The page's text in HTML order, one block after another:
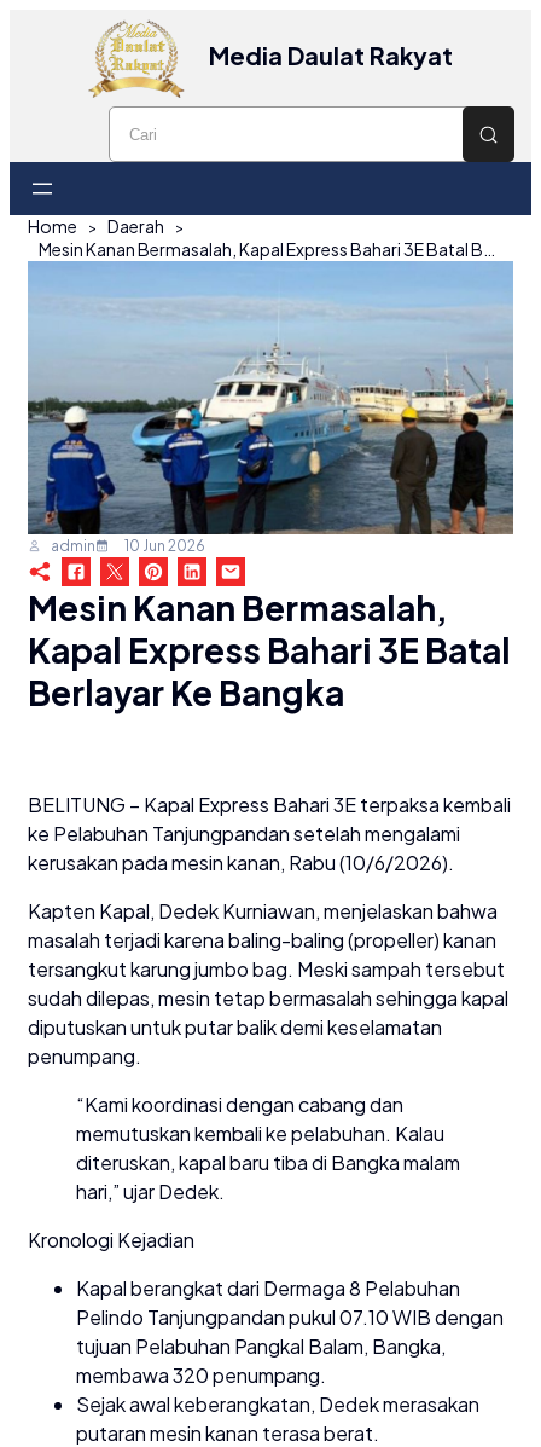
Media Daulat Rakyat
Home
Daerah
admin 10 Jun 2026
Mesin Kanan Bermasalah,
Kapal Express Bahari 3E Batal
Berlayar Ke Bangka
BELITUNG – Kapal Express Bahari 3E terpaksa kembali
ke Pelabuhan Tanjungpandan setelah mengalami
kerusakan pada mesin kanan, Rabu (10/6/2026).
Kapten Kapal, Dedek Kurniawan, menjelaskan bahwa
masalah terjadi karena baling-baling (propeller) kanan
tersangkut karung jumbo bag. Meski sampah tersebut
sudah dilepas, mesin tetap bermasalah sehingga kapal
diputuskan untuk putar balik demi keselamatan
penumpang.
“Kami koordinasi dengan cabang dan
memutuskan kembali ke pelabuhan. Kalau
diteruskan, kapal baru tiba di Bangka malam
hari,” ujar Dedek.
Kronologi Kejadian
Kapal berangkat dari Dermaga 8 Pelabuhan
Pelindo Tanjungpandan pukul 07.10 WIB dengan
tujuan Pelabuhan Pangkal Balam, Bangka,
membawa 320 penumpang.
Sejak awal keberangkatan, Dedek merasakan
putaran mesin kanan terasa berat.